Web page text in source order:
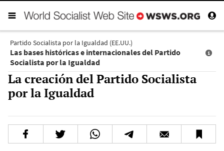
Partido Socialista por la Igualdad (EE.UU.)
Las bases históricas e internacionales del Partido
Socialista por la Igualdad
La creación del Partido Socialista
por la Igualdad